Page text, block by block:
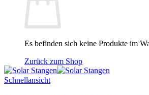
Es befinden sich keine Produkte im
Zurück zum Shop
Schnellansicht